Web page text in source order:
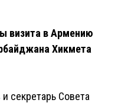
визита в Армению
Хикмета
секретарь Совета